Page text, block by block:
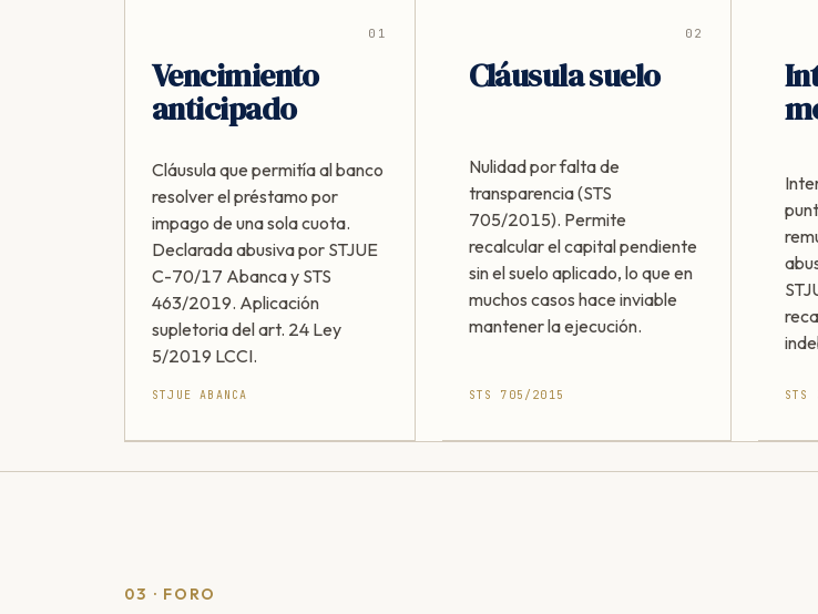
01
Vencimiento
anticipado
Cláusula que permitía al banco
resolver el préstamo por
impago de una sola cuota.
Declarada abusiva por STJUE
C-70/17 Abanca y STS
463/2019. Aplicación
supletoria del art. 24 Ley
5/2019 LCCI.
STJUE ABANCA
02
Cláusula suelo
Nulidad por falta de
transparencia (STS
705/2015). Permite
recalcular el capital pendiente
sin el suelo aplicado, lo que en
muchos casos hace inviable
mantener la ejecución.
STS 705/2015 STS
03 · FORO